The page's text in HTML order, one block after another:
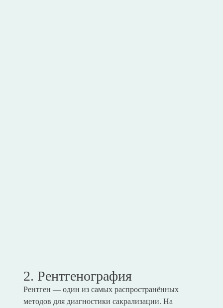
2. Рентгенография
Рентген — один из самых распространённых
методов для диагностики сакрализации. На